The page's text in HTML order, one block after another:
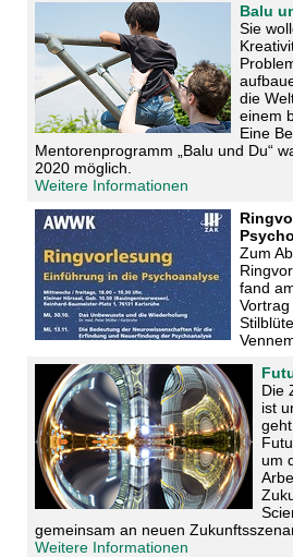
Balu
Sie
die
einem
Eine
Mentorenprogramm „Balu und Du“
2020 möglich.
Weitere Informationen
Zum
fand
Vortrag
Die
ist
um
gemeinsam an neuen
Weitere Informationen